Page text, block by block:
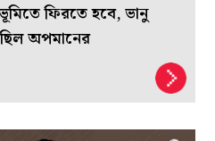
ফিরতে হবে, ভানু
ছিল অপমানের